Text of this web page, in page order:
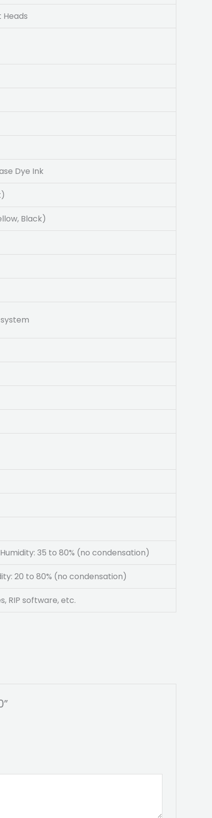
Heads
Dye Ink
Black)
35 to 80% (no condensation)
20 to 80% (no condensation)
RIP software, etc.